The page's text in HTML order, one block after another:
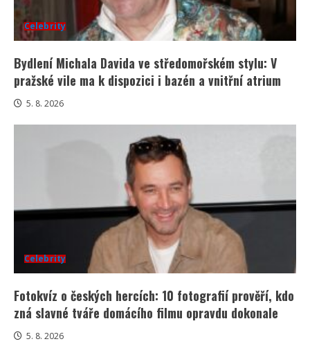
Celebrity
Bydlení Michala Davida ve středomořském stylu: V
pražské vile ma k dispozici i bazén a vnitřní atrium
5. 8. 2026
Celebrity
Fotokvíz o českých hercích: 10 fotografií prověří, kdo
zná slavné tváře domácího filmu opravdu dokonale
5. 8. 2026